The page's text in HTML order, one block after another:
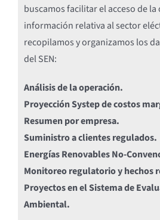
buscamos facilitar el acceso de
información relativa al sector
recopilamos y organizamos los
del SEN:
Análisis de la operación.
Proyección Systep de costos
Resumen por empresa.
Suministro a clientes regulados.
Energías Renovables No-
Monitoreo regulatorio y hechos
Proyectos en el Sistema de
Ambiental.